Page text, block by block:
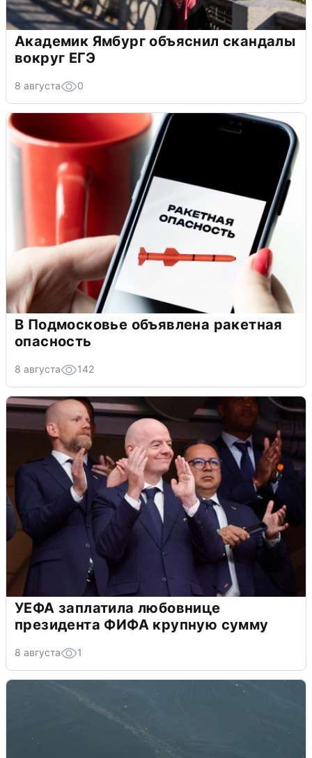
Академик Ямбург объяснил скандалы
вокруг ЕГЭ
8 августа 0
В Подмосковье объявлена ракетная
опасность
8 августа 142
УЕФА заплатила любовнице
президента ФИФА крупную сумму
8 августа 1